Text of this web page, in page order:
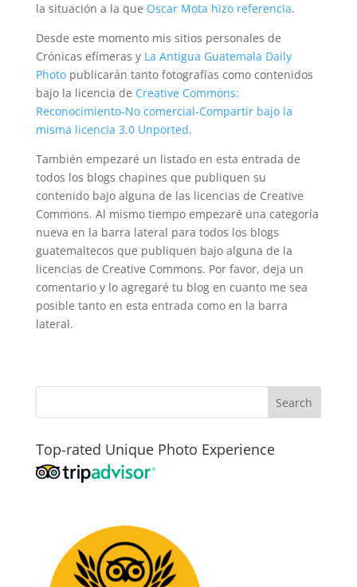
la situación a la que Oscar Mota hizo referencia.
Desde este momento mis sitios personales de
Crónicas efímeras y La Antigua Guatemala Daily
Photopublicarán tanto fotografías como contenidos
bajo la licencia de Creative Commons:
Reconocimiento-No comercial-Compartir bajo la
misma licencia 3.0 Unported.
También empezaré un listado en esta entrada de
todos los blogs chapines que publiquen su
contenido bajo alguna de las licencias de Creative
Commons. Al mismo tiempo empezaré una categoría
nueva en la barra lateral para todos los blogs
guatemaltecos que publiquen bajo alguna de la
licencias de Creative Commons. Por favor, deja un
comentario y lo agregaré tu blog en cuanto me sea
posible tanto en esta entrada como en la barra
lateral.
Top-rated Unique Photo Experience